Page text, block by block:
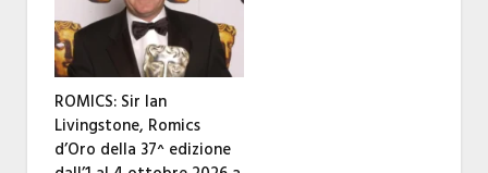
ROMICS: Sir Ian
Livingstone, Romics
d’Oro della 37^ edizione